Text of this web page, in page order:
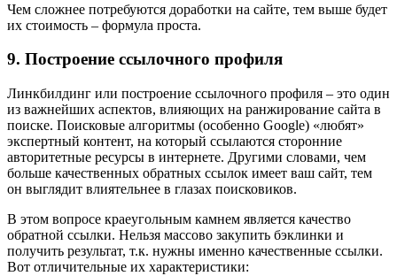
Чем сложнее потребуются доработки на сайте, тем выше будет
их стоимость – формула проста.
9. Построение ссылочного профиля
Линкбилдинг или построение ссылочного профиля – это один
из важнейших аспектов, влияющих на ранжирование сайта в
поиске. Поисковые алгоритмы (особенно Google) «любят»
экспертный контент, на который ссылаются сторонние
авторитетные ресурсы в интернете. Другими словами, чем
больше качественных обратных ссылок имеет ваш сайт, тем
он выглядит влиятельнее в глазах поисковиков.
В этом вопросе краеугольным камнем является качество
обратной ссылки. Нельзя массово закупить бэклинки и
получить результат, т.к. нужны именно качественные ссылки.
Вот отличительные их характеристики: